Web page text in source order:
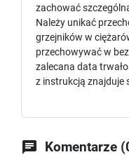
zachować
Należy unikać
grzejników w
przechowywać w
zalecana data
z instrukcją znajduje
 Komentarze